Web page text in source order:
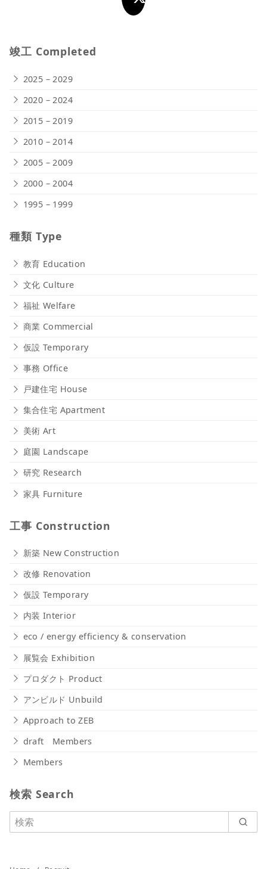
竣工 Completed
2025 – 2029
2020 – 2024
2015 – 2019
2010 – 2014
2005 – 2009
2000 – 2004
1995 – 1999
種類 Type
教育 Education
文化 Culture
福祉 Welfare
商業 Commercial
仮設 Temporary
事務 Office
戸建住宅 House
集合住宅 Apartment
美術 Art
庭園 Landscape
研究 Research
家具 Furniture
工事 Construction
新築 New Construction
改修 Renovation
仮設 Temporary
内装 Interior
eco / energy efficiency & conservation
展覧会 Exhibition
プロダクト Product
アンビルド Unbuild
Approach to ZEB
draft Members
Members
検索 Search